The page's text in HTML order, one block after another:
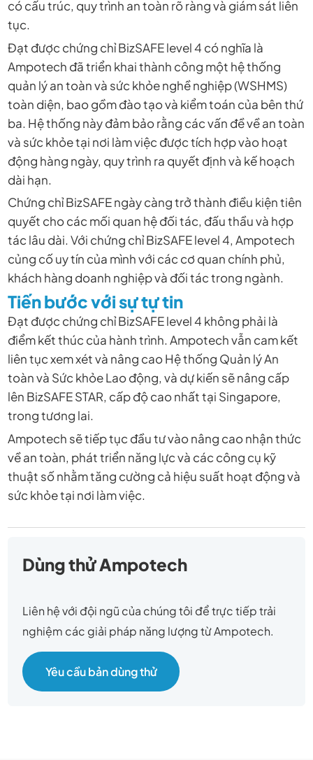
có cấu trúc, quy trình an toàn rõ ràng và giám sát liên
tục.
Đạt được chứng chỉ BizSAFE level 4 có nghĩa là
Ampotech đã triển khai thành công một hệ thống
quản lý an toàn và sức khỏe nghề nghiệp (WSHMS)
toàn diện, bao gồm đào tạo và kiểm toán của bên thứ
ba. Hệ thống này đảm bảo rằng các vấn đề về an toàn
và sức khỏe tại nơi làm việc được tích hợp vào hoạt
động hàng ngày, quy trình ra quyết định và kế hoạch
dài hạn.
Chứng chỉ BizSAFE ngày càng trở thành điều kiện tiên
quyết cho các mối quan hệ đối tác, đấu thầu và hợp
tác lâu dài. Với chứng chỉ BizSAFE level 4, Ampotech
củng cố uy tín của mình với các cơ quan chính phủ,
khách hàng doanh nghiệp và đối tác trong ngành.
Tiến bước với sự tự tin
Đạt được chứng chỉ BizSAFE level 4 không phải là
điểm kết thúc của hành trình. Ampotech vẫn cam kết
liên tục xem xét và nâng cao Hệ thống Quản lý An
toàn và Sức khỏe Lao động, và dự kiến ​​sẽ nâng cấp
lên BizSAFE STAR, cấp độ cao nhất tại Singapore,
trong tương lai.
Ampotech sẽ tiếp tục đầu tư vào nâng cao nhận thức
về an toàn, phát triển năng lực và các công cụ kỹ
thuật số nhằm tăng cường cả hiệu suất hoạt động và
sức khỏe tại nơi làm việc.
Dùng thử Ampotech
Liên hệ với đội ngũ của chúng tôi để trực tiếp trải
nghiệm các giải pháp năng lượng từ Ampotech.
Yêu cầu bản dùng thử